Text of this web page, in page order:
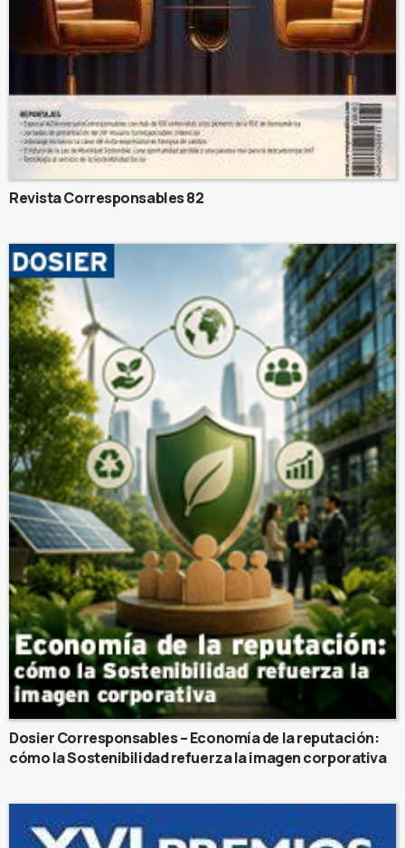
Revista Corresponsables 82
Dosier Corresponsables – Economía de la reputación:
cómo la Sostenibilidad refuerza la imagen corporativa